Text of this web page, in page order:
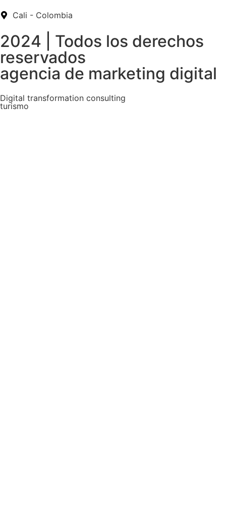
Cali - Colombia
2024 | Todos los derechos
reservados
agencia de marketing digital
Digital transformation consulting
turismo